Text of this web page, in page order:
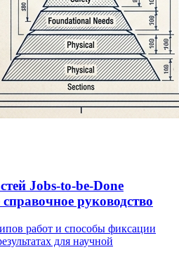
Jobs-to-be-Done
руководство
работ и способы фиксации
для научной